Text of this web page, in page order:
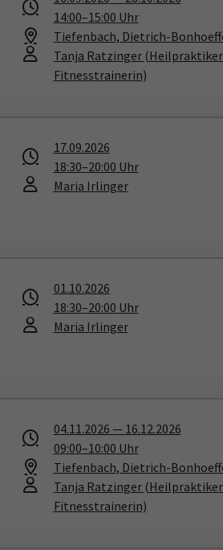
14:00–15:00 Uhr
Tiefenbach, Dietrich-
Tanja Ratzinger
Fitnesstrainerin)
17.09.2026
18:30–20:00 Uhr
Maria Irlinger
01.10.2026
18:30–20:00 Uhr
Maria Irlinger
04.11.2026 — 16.12.2026
09:00–10:00 Uhr
Tiefenbach, Dietrich-
Tanja Ratzinger
Fitnesstrainerin)